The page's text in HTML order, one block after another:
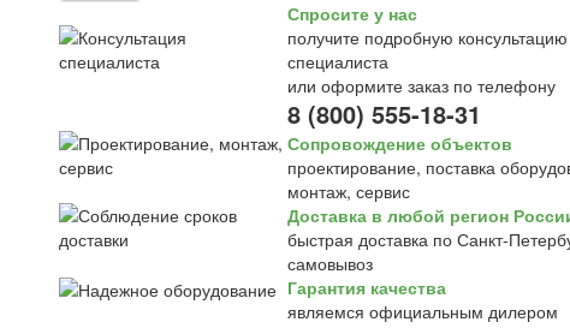
Спросите у нас
получите подробную консультацию
специалиста
или оформите заказ по телефону
8 (800) 555-18-31
Сопровождение объектов
проектирование, поставка
монтаж, сервис
Доставка в любой регион
быстрая доставка по Санкт-
самовывоз
Гарантия качества
являемся официальным дилером